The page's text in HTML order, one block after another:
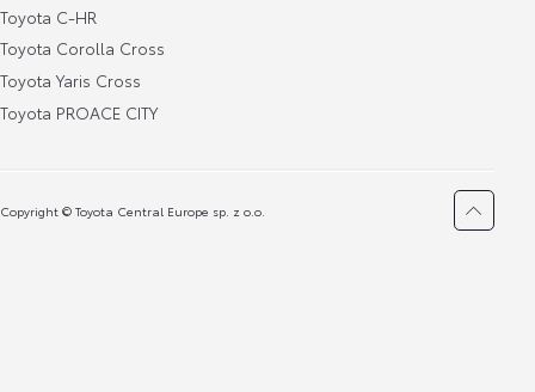
Toyota C-HR
Toyota Corolla Cross
Toyota Yaris Cross
Toyota PROACE CITY
Copyright © Toyota Central Europe sp. z o.o.